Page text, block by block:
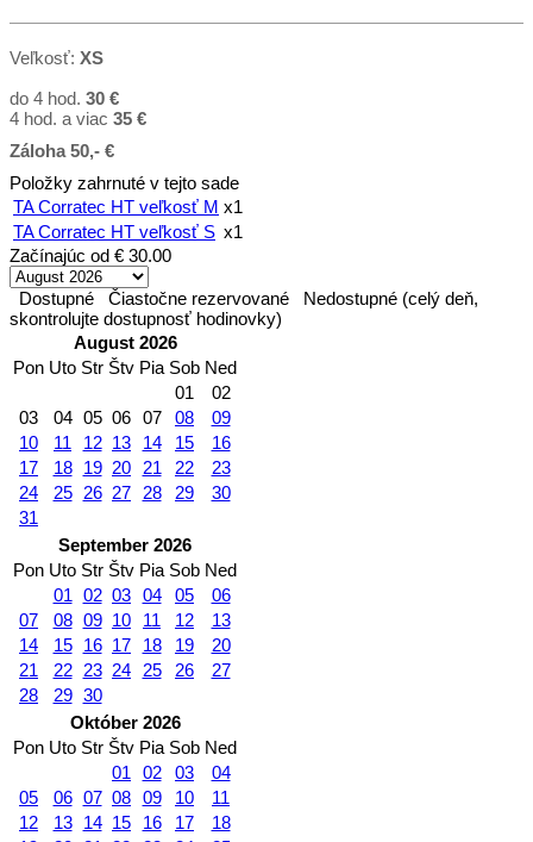
Veľkosť: XS
do 4 hod. 30 €
4 hod. a viac 35 €
Záloha 50,- €
Položky zahrnuté v tejto sade
TA Corratec HT veľkosť M x1
TA Corratec HT veľkosť S x1
Začínajúc od € 30.00
Dostupné Čiastočne rezervované
Nedostupné (celý deň,
skontrolujte dostupnosť hodinovky)
August 2026
Pon Uto Str Štv Pia Sob Ned
01
02
03
04 05 06 07 08
09
10
11 12 13 14 15
16
17
18 19 20 21 22
23
24
25 26 27 28 29
30
31
September 2026
Pon Uto Str Štv Pia Sob Ned
01 02 03 04 05
06
07
08 09 10 11 12
13
14
15 16 17 18 19
20
21
22 23 24 25 26
27
28
29 30
Október 2026
Pon Uto Str Štv Pia Sob Ned
01
02 03
04
05
06 07 08 09 10
11
12
13 14 15 16 17
18